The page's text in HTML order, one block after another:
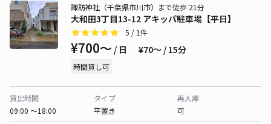
大和田3丁目13-12 アキッパ駐車場【平日】
諏訪神社（千葉県市川市）まで徒歩 21分
5 / 1件
¥700〜 / 日 ¥70〜 / 15分
時間貸し可
貸出時間
09:00 〜18:00
タイプ
平置き
再入庫
可